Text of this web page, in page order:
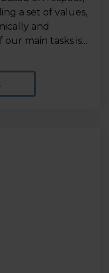
a set of values,
and
our main tasks is...